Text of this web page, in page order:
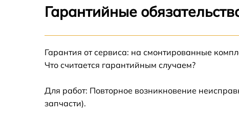
Чистка токопроводящих резинок механизма
клавиш Behringer 172 Phase Shifter
клавиш Behringer 172 Phase Shifter
Восстановление шлейфов и контактов
Гарантийные
Гарантия от сервиса: на смонтированные
Что считается гарантийным случаем?
Для работ: Повторное возникновение
запчасти).